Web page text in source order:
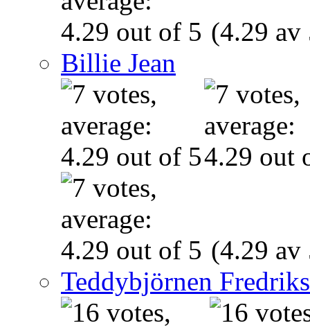
(4.29 av
Billie Jean
(4.29 av
Teddybjörnen